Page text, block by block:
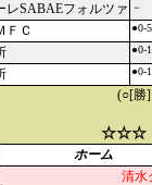
レSABAEフォルツァ －
ＦＣ ●0-5
●0-
●0-
(○[勝
☆☆☆
ホーム
清水